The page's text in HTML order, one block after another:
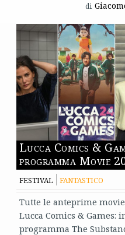
di
Lucca Comics &
programma Movie
FESTIVAL FANTASTICO
Tutte le anteprime
Lucca Comics & Games:
programma The